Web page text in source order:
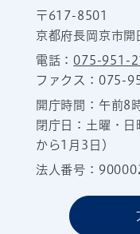
〒617-8501
京都府長岡京市
電話：075-951-
ファクス：075-
開庁時間：午前
閉庁日：土曜・
から1月3日）
法人番号：